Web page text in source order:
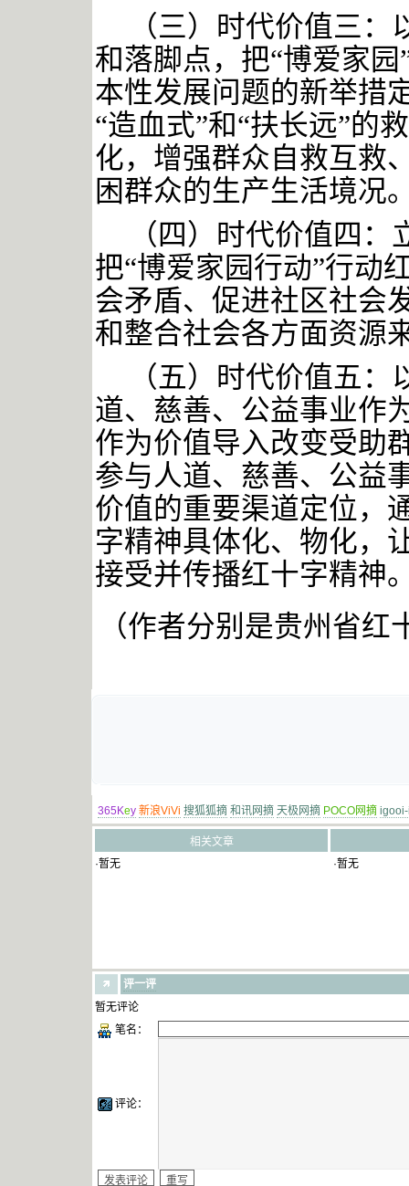
（三）时代价值三
和落脚点，把“博爱家
本性发展问题的新举措
“造血式”和“扶长远”的
化，增强群众自救互救
困群众的生产生活境况
（四）时代价值四
把“博爱家园行动”行动
会矛盾、促进社区社会
和整合社会各方面资源
（五）时代价值五
道、慈善、公益事业作
作为价值导入改变受助
参与人道、慈善、公益
价值的重要渠道定位，
字精神具体化、物化，
接受并传播红十字精神
（作者分别是贵州省
365Key 新浪ViVi 搜狐狐摘 和讯网摘 天极网摘 POCO网摘
相关文章
·暂无
·暂无
评一评
暂无评论
笔名：
评论：